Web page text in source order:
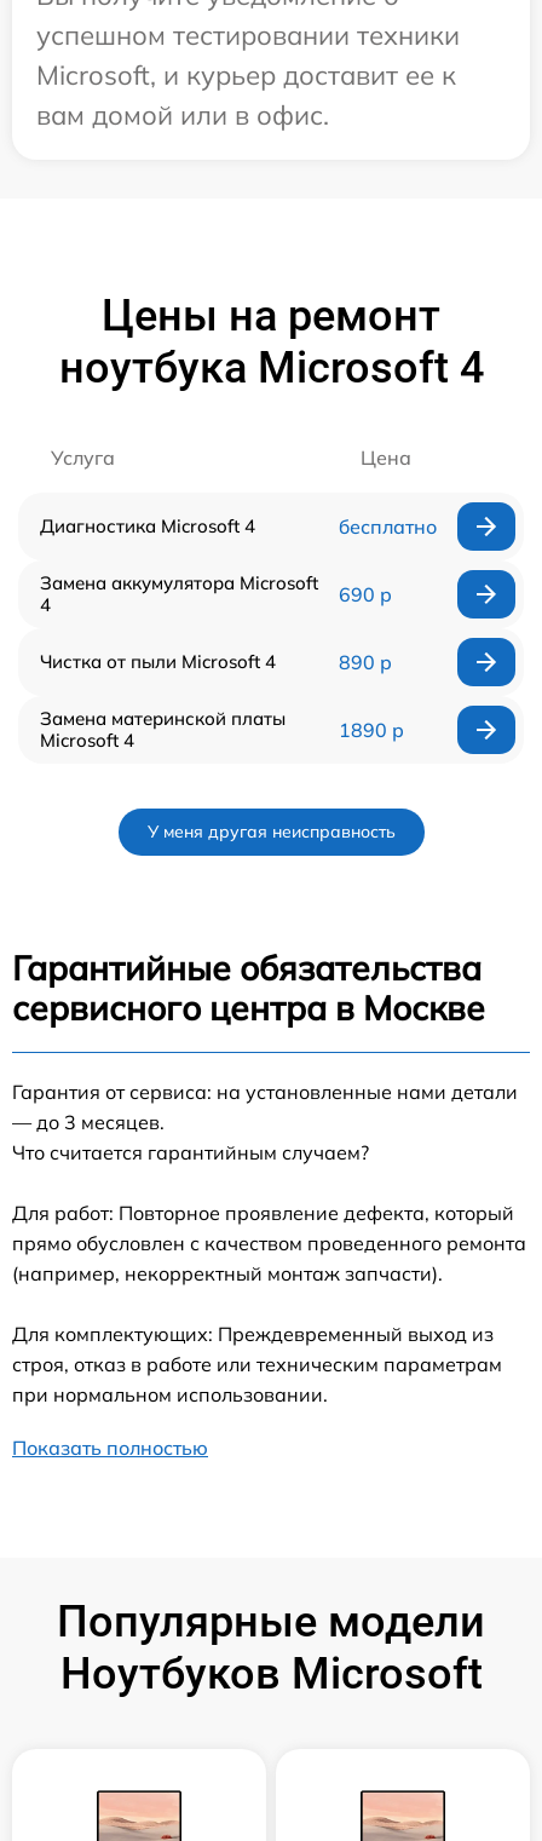
успешном тестировании техники
Microsoft, и курьер доставит ее к
вам домой или в офис.
Цены на ремонт
ноутбука Microsoft 4
Услуга Цена
Диагностика Microsoft 4 бесплатно
Замена аккумулятора Microsoft
4
690 р
Чистка от пыли Microsoft 4 890 р
Замена материнской платы
Microsoft 4
1890 р
У меня другая неисправность
Гарантийные обязательства
сервисного центра в Москве
Гарантия от сервиса: на установленные нами детали
— до 3 месяцев.
Что считается гарантийным случаем?
Для работ: Повторное проявление дефекта, который
прямо обусловлен с качеством проведенного ремонта
(например, некорректный монтаж запчасти).
Для комплектующих: Преждевременный выход из
строя, отказ в работе или техническим параметрам
при нормальном использовании.
Показать полностью
Популярные модели
Ноутбуков Microsoft